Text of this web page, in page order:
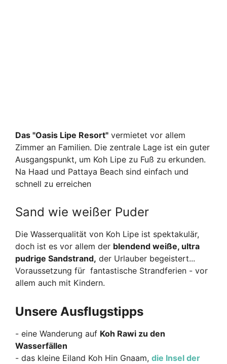
Das "Oasis Lipe Resort" vermietet vor allem
Zimmer an Familien. Die zentrale Lage ist ein guter
Ausgangspunkt, um Koh Lipe zu Fuß zu erkunden.
Na Haad und Pattaya Beach sind einfach und
schnell zu erreichen
Sand wie weißer Puder
Die Wasserqualität von Koh Lipe ist spektakulär,
doch ist es vor allem der blendend weiße, ultra
pudrige Sandstrand, der Urlauber begeistert...
Voraussetzung für fantastische Strandferien - vor
allem auch mit Kindern.
Unsere Ausflugstipps
- eine Wanderung auf Koh Rawi zu den
Wasserfällen
- das kleine Eiland Koh Hin Gnaam, die Insel der